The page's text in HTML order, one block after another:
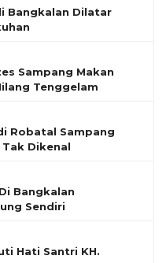
Bangkalan Dilatar
Sampang Makan
Tenggelam
Robatal Sampang
Dikenal
Bangkalan
Sendiri
Hati Santri KH.